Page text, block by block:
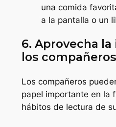
una comida
a la pantalla o un
6. Aprovecha
los compañeros
Los compañeros
papel importante en la
hábitos de lectura de